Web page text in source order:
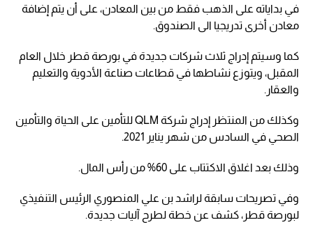
في بداياته على الذهب فقط من بين المعادن، على أن يتم إضافة
معادن أخرى تدريجيا الى الصندوق.
كما وسيتم إدراج ثلاث شركات جديدة في بورصة قطر خلال العام
المقبل، ويتوزع نشاطها في قطاعات صناعة الأدوية والتعليم
والعقار.
وكذلك من المنتظر إدراج شركة QLM للتأمين على الحياة والتأمين
الصحي في السادس من شهر يناير 2021.
وذلك بعد اغلاق الاكتتاب على 60% من رأس المال.
وفي تصريحات سابقة لراشد بن علي المنصوري الرئيس التنفيذي
لبورصة قطر، كشف عن خطة لطرح آليات جديدة.